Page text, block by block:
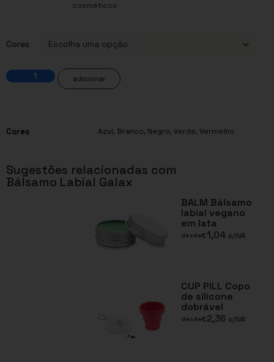
cosméticos
Cores
adicionar
Cores Azul, Branco, Negro, Verde, Vermelho
Sugestões relacionadas com
Bálsamo Labial Galax
BALM Bálsamo
labial vegano
em lata
desde€1,04 s/IVA
CUP PILL Copo
de silicone
dobrável
desde€2,36 s/IVA